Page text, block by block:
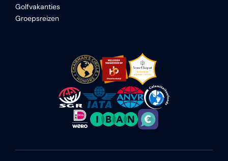
Golfvakanties
Groepsreizen